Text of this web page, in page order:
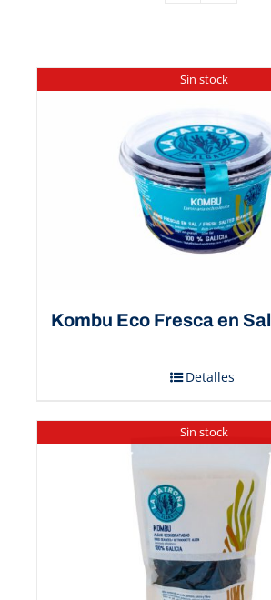
Sin stock
Kombu Eco Fresca en Sal
Detalles
Sin stock